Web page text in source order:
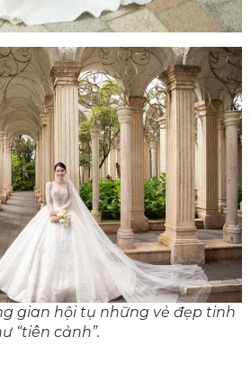
gian hội tụ những vẻ đẹp tinh
“tiên cảnh”.